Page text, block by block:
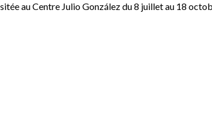
au Centre Julio González du 8 juillet au 18